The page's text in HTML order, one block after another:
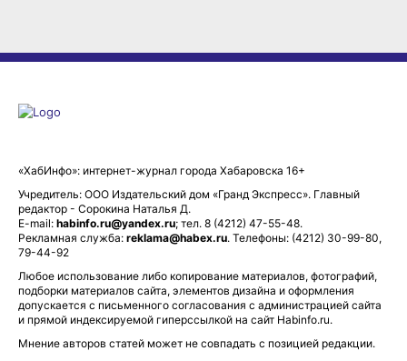
«ХабИнфо»: интернет-журнал города Хабаровска 16+
Учредитель: ООО Издательский дом «Гранд Экспресс». Главный
редактор - Сорокина Наталья Д.
E-mail: habinfo.ru@yandex.ru; тел. 8 (4212) 47-55-48.
Рекламная служба: reklama@habex.ru. Телефоны: (4212) 30-99-80,
79-44-92
Любое использование либо копирование материалов, фотографий,
подборки материалов сайта, элементов дизайна и оформления
допускается с письменного согласования с администрацией сайта
и прямой индексируемой гиперссылкой на сайт Habinfo.ru.
Мнение авторов статей может не совпадать с позицией редакции.